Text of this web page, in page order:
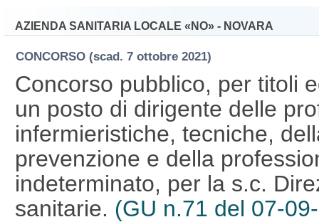
AZIENDA SANITARIA LOCALE «NO» - NOVARA
CONCORSO (scad. 7 ottobre 2021)
Concorso pubblico, per titoli
un posto di dirigente delle
infermieristiche, tecniche,
prevenzione e della
indeterminato, per la s.c.
sanitarie. (GU n.71 del 07-